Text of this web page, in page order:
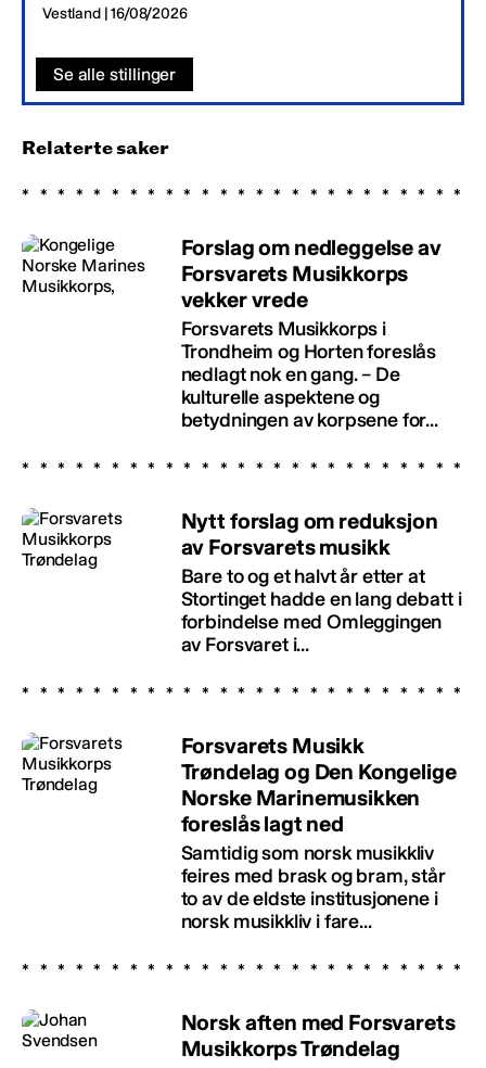
Vestland | 16/08/2026
Se alle stillinger
Relaterte saker
Forslag om nedleggelse av
Forsvarets Musikkorps
vekker vrede
Forsvarets Musikkorps i
Trondheim og Horten foreslås
nedlagt nok en gang. – De
kulturelle aspektene og
betydningen av korpsene for...
Nytt forslag om reduksjon
av Forsvarets musikk
Bare to og et halvt år etter at
Stortinget hadde en lang debatt i
forbindelse med Omleggingen
av Forsvaret i...
Forsvarets Musikk
Trøndelag og Den Kongelige
Norske Marinemusikken
foreslås lagt ned
Samtidig som norsk musikkliv
feires med brask og bram, står
to av de eldste institusjonene i
norsk musikkliv i fare...
Norsk aften med Forsvarets
Musikkorps Trøndelag